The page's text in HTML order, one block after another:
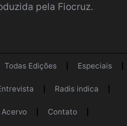
pela Fiocruz.
Todas Edições Especiais
Radis indica
Acervo Contato